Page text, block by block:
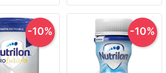
-10% -10%